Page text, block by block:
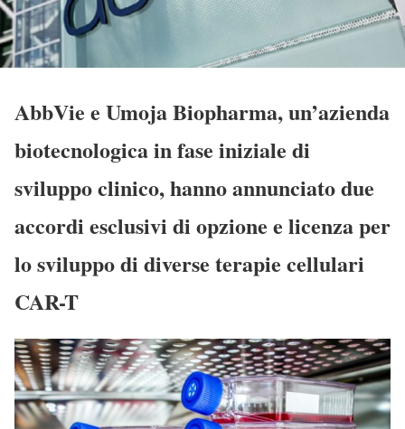
AbbVie e Umoja Biopharma, un’azienda
biotecnologica in fase iniziale di
sviluppo clinico, hanno annunciato due
accordi esclusivi di opzione e licenza per
lo sviluppo di diverse terapie cellulari
CAR-T